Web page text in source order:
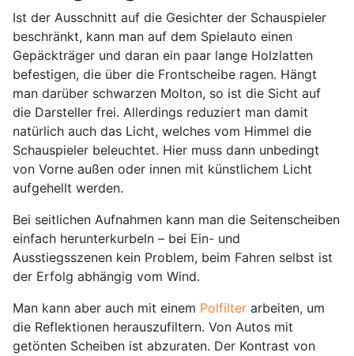
Ist der Ausschnitt auf die Gesichter der Schauspieler
beschränkt, kann man auf dem Spielauto einen
Gepäckträger und daran ein paar lange Holzlatten
befestigen, die über die Frontscheibe ragen. Hängt
man darüber schwarzen Molton, so ist die Sicht auf
die Darsteller frei. Allerdings reduziert man damit
natürlich auch das Licht, welches vom Himmel die
Schauspieler beleuchtet. Hier muss dann unbedingt
von Vorne außen oder innen mit künstlichem Licht
aufgehellt werden.
Bei seitlichen Aufnahmen kann man die Seitenscheiben
einfach herunterkurbeln – bei Ein- und
Ausstiegsszenen kein Problem, beim Fahren selbst ist
der Erfolg abhängig vom Wind.
Man kann aber auch mit einem Polfilter arbeiten, um
die Reflektionen herauszufiltern. Von Autos mit
getönten Scheiben ist abzuraten. Der Kontrast von